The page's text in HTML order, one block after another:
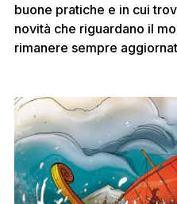
buone pratiche e in cui
novità che riguardano il
rimanere sempre